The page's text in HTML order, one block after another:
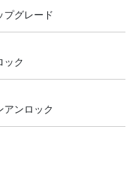
プグレード
ック
アンロック